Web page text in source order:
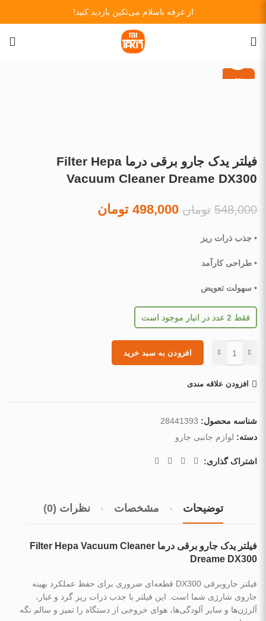
از غرفه باسلام می‌تکین بازدید کنید!
-9%
فیلتر یدک جارو برقی درما Filter Hepa
Vacuum Cleaner Dreame DX300
548,000 تومان 498,000 تومان
• جذب ذرات ریز
• طراحی کارآمد
• سهولت تعویض
فقط 2 عدد در انبار موجود است
افزودن به سبد خرید
افزودن علاقه مندی
شناسه محصول: 28441393
دسته: لوازم جانبی جارو
اشتراک گذاری:
توضیحات مشخصات نظرات (0)
فیلتر یدک جارو برقی درما Filter Hepa Vacuum Cleaner
Dreame DX300
فیلتر جاروبرقی DX300 قطعه‌ای ضروری برای حفظ عملکرد بهینه
جاروی شارژی شما است. این فیلتر با جذب ذرات ریز گرد و غبار،
آلرژن‌ها و سایر آلودگی‌ها، هوای خروجی از دستگاه را تمیز و سالم نگه